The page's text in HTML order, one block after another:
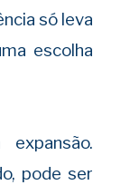
só leva
escolha
pode ser